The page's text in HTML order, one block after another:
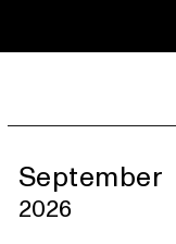
September
2026